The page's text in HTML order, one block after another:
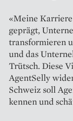
«Meine
geprägt,
trans­formieren
und das
Trütsch. Diese
AgentSelly
Schweiz soll
kennen und